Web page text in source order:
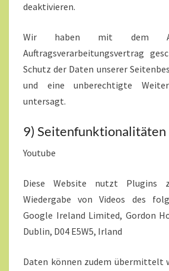
deaktivieren.
Wir haben mit dem
Auftragsverarbeitungsvertrag
Schutz der Daten unserer
und eine unberechtigte
untersagt.
9) Seitenfunktionalitäten
Youtube
Diese Website nutzt Plugins
Wiedergabe von Videos des
Google Ireland Limited, Gordon
Dublin, D04 E5W5, Irland
Daten können zudem übermittelt